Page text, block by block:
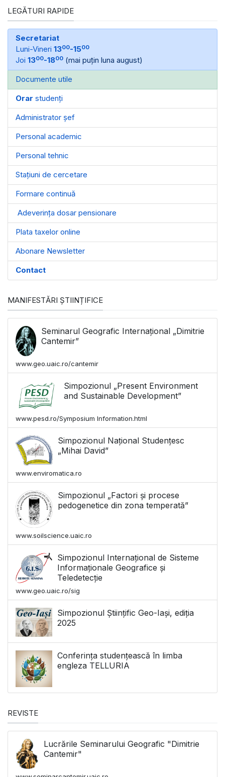
LEGĂTURI RAPIDE
Secretariat
Luni-Vineri 1300-1500
Joi 1300-1800 (mai puțin luna august)
Documente utile
Orar studenți
Administrator șef
Personal academic
Personal tehnic
Stațiuni de cercetare
Formare continuă
Adeverința dosar pensionare
Plata taxelor online
Abonare Newsletter
Contact
MANIFESTĂRI ȘTIINȚIFICE
Seminarul Geografic Internațional „Dimitrie
Cantemir”
www.geo.uaic.ro/cantemir
Simpozionul „Present Environment
and Sustainable Development”
www.pesd.ro/Symposium Information.html
Simpozionul Național Studențesc
„Mihai David”
www.enviromatica.ro
Simpozionul „Factori și procese
pedogenetice din zona temperată”
www.soilscience.uaic.ro
Simpozionul Internațional de Sisteme
Informaționale Geografice și
Teledetecție
www.geo.uaic.ro/sig
Simpozionul Științific Geo-Iași, ediția
2025
Conferința studențească în limba
engleza TELLURIA
REVISTE
Lucrările Seminarului Geografic "Dimitrie
Cantemir"